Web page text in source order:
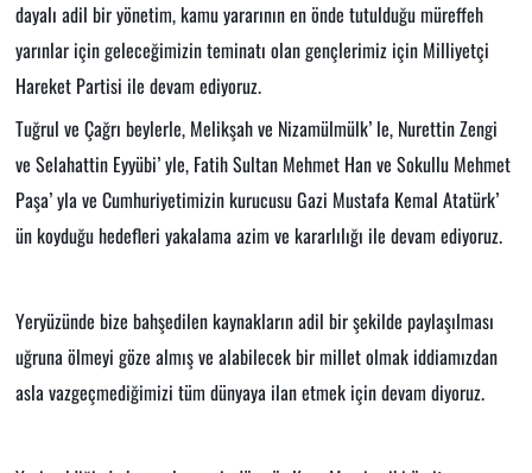
dayalı adil bir yönetim, kamu yararının en önde tutulduğu müreffeh
yarınlar için geleceğimizin teminatı olan gençlerimiz için Milliyetçi
Hareket Partisi ile devam ediyoruz.
Tuğrul ve Çağrı beylerle, Melikşah ve Nizamülmülk’ le, Nurettin Zengi
ve Selahattin Eyyübi’ yle, Fatih Sultan Mehmet Han ve Sokullu Mehmet
Paşa’ yla ve Cumhuriyetimizin kurucusu Gazi Mustafa Kemal Atatürk’
ün koyduğu hedefleri yakalama azim ve kararlılığı ile devam ediyoruz.
Yeryüzünde bize bahşedilen kaynakların adil bir şekilde paylaşılması
uğruna ölmeyi göze almış ve alabilecek bir millet olmak iddiamızdan
asla vazgeçmediğimizi tüm dünyaya ilan etmek için devam diyoruz.